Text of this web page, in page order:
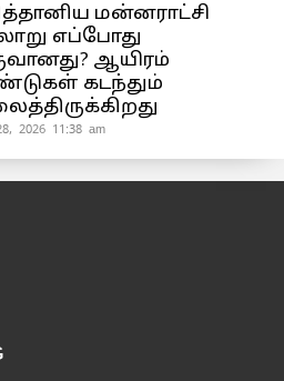
மன்னராட்சி
எப்போது
ஆயிரம்
கடந்தும்
2026 11:38 am